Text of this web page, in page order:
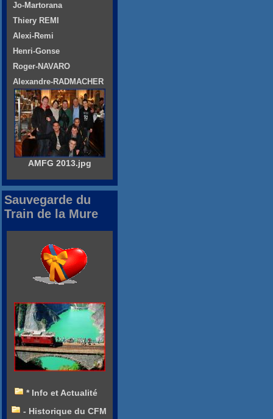
Jo-Martorana
Thiery REMI
Alexi-Remi
Henri-Gonse
Roger-NAVARO
Alexandre-RADMACHER
AMFG 2013.jpg
Sauvegarde du
Train de la Mure
* Info et Actualité
- Historique du CFM